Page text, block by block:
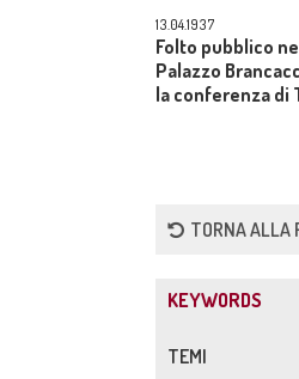
13.04.1937
Folto pubblico
Palazzo
la conferenza di
TORNA ALLA
KEYWORDS
TEMI